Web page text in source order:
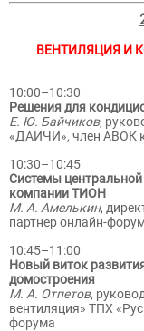
ВЕНТИЛЯЦИЯ И
10:00–10:30
Решения для
Е. Ю. Байчиков,
«ДАИЧИ», член АВОК
10:30–10:45
Системы
компании ТИОН
М. А. Амелькин,
партнер онлайн-
10:45–11:00
Новый виток
домостроения
М. А. Отпетов,
вентиляция» ТПХ
форума